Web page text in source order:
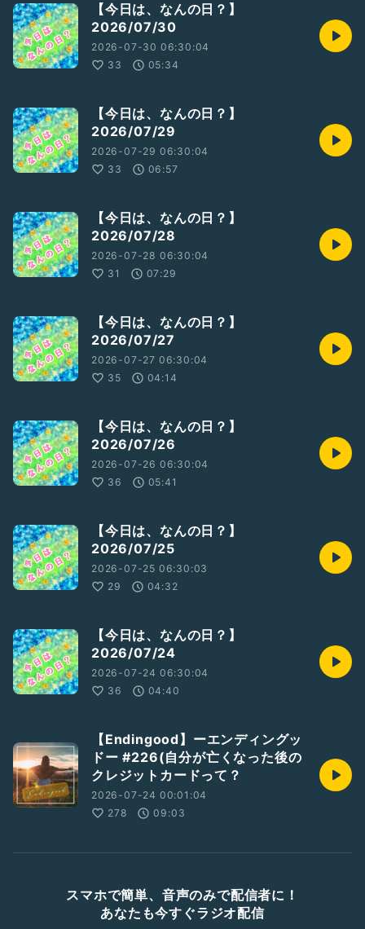
【今日は、なんの日？】
2026/07/30
2026-07-30 06:30:04
33
05:34
【今日は、なんの日？】
2026/07/29
2026-07-29 06:30:04
33
06:57
【今日は、なんの日？】
2026/07/28
2026-07-28 06:30:04
31
07:29
【今日は、なんの日？】
2026/07/27
2026-07-27 06:30:04
35
04:14
【今日は、なんの日？】
2026/07/26
2026-07-26 06:30:04
36
05:41
【今日は、なんの日？】
2026/07/25
2026-07-25 06:30:03
29
04:32
【今日は、なんの日？】
2026/07/24
2026-07-24 06:30:04
36
04:40
【Endingood】ーエンディングッ
ドー #226(自分が亡くなった後の
クレジットカードって？
2026-07-24 00:01:04
278
09:03
スマホで簡単、音声のみで配信者に！
あなたも今すぐラジオ配信